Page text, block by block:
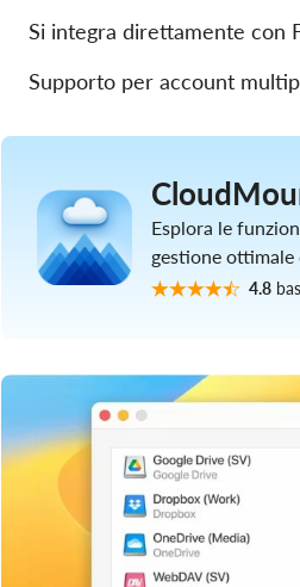
Si integra direttamente con
Supporto per account
Esplora le
gestione
4.8